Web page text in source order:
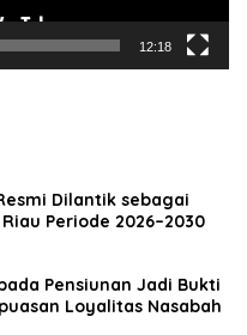
12:18
Dilantik sebagai
Periode 2026–2030
Pensiunan Jadi Bukti
Loyalitas Nasabah